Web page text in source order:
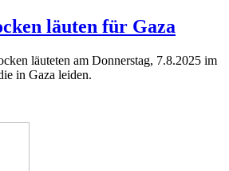
läuten für Gaza
läuteten am Donnerstag, 7.8.2025 im
in Gaza leiden.